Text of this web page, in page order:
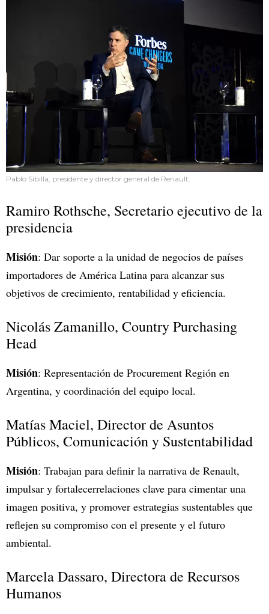
Pablo Sibilla, presidente y director general de Renault.
Ramiro Rothsche, Secretario ejecutivo de la
presidencia
Misión: Dar soporte a la unidad de negocios de países
importadores de América Latina para alcanzar sus
objetivos de crecimiento, rentabilidad y eficiencia.
Nicolás Zamanillo, Country Purchasing
Head
Misión: Representación de Procurement Región en
Argentina, y coordinación del equipo local.
Matías Maciel, Director de Asuntos
Públicos, Comunicación y Sustentabilidad
Misión: Trabajan para definir la narrativa de Renault,
impulsar y fortalecerrelaciones clave para cimentar una
imagen positiva, y promover estrategias sustentables que
reflejen su compromiso con el presente y el futuro
ambiental.
Marcela Dassaro, Directora de Recursos
Humanos